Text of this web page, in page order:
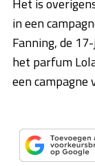
Het is
in een
Fanning, de
het parfum
een campagne